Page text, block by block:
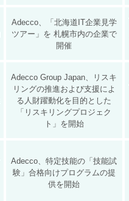
Adecco、「北海道IT企業見学
ツアー」を 札幌市内の企業で
開催
Adecco Group Japan、リスキ
リングの推進および支援によ
る人財躍動化を目的とした
「リスキリングプロジェク
ト」を開始
Adecco、特定技能の「技能試
験」合格向けプログラムの提
供を開始